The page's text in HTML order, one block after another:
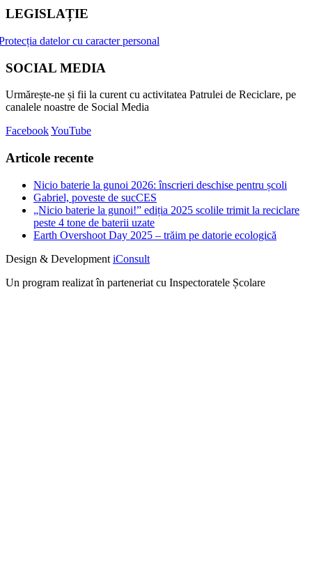
LEGISLAȚIE
datelor cu caracter personal
SOCIAL MEDIA
Urmărește-ne și fii la curent cu activitatea Patrulei de Reciclare, pe
canalele noastre de Social Media
FacebookYouTube
Articole recente
Nicio baterie la gunoi 2026: înscrieri deschise pentru școli
Gabriel, poveste de sucCES
„Nicio baterie la gunoi!” ediția 2025 scolile trimit la reciclare
peste 4 tone de baterii uzate
Earth Overshoot Day 2025 – trăim pe datorie ecologică
Design & Development iConsult
Un program realizat în parteneriat cu Inspectoratele Școlare